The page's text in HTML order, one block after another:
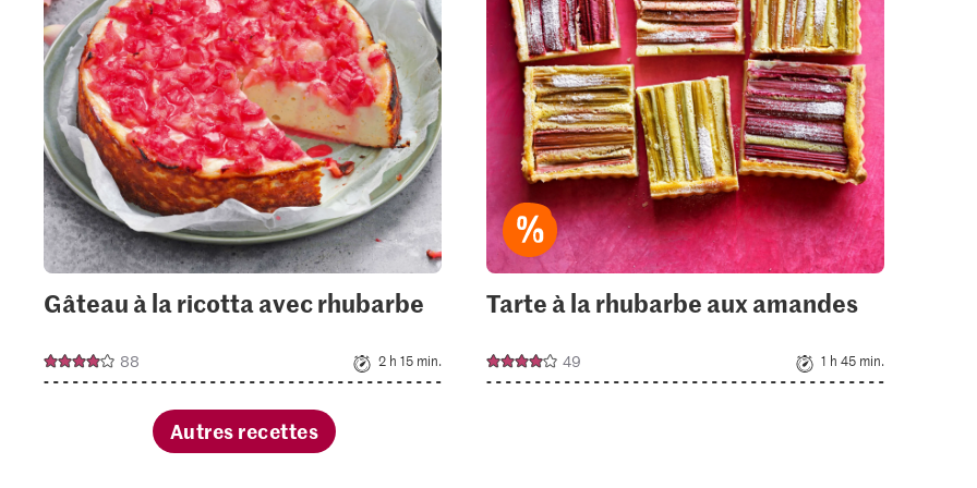
your
collections.
Gâteau à la ricotta avec rhubarbe
88 2 h 15 min.
your
collections.
Tarte à la rhubarbe aux amandes
49 1 h 45 min.
Autres recettes